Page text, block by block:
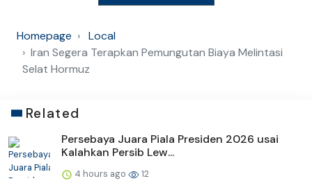
Homepage
Local
Iran Segera Terapkan Pemungutan Biaya Melintasi
Selat Hormuz
Related
Persebaya Juara Piala Presiden 2026 usai
Kalahkan Persib Lew...
4 hours ago 12